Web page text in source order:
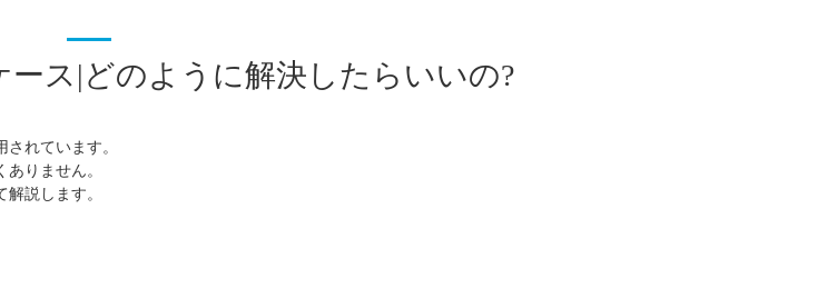
ス|どのように解決したらいいの?
れています。
りません。
説します。